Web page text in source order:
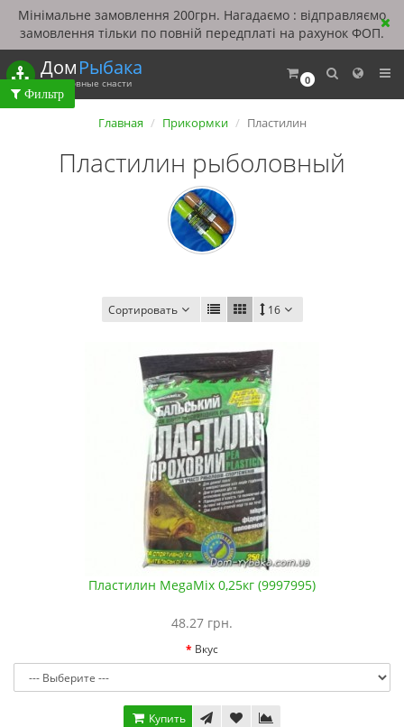
Мінімальне замовлення 200грн. Нагадаємо : відправляємо
замовлення тільки по повній передплаті на рахунок ФОП.
0
ДомРыбака
Рыболовные снасти
Главная Прикормки Пластилин
Пластилин рыболовный
Сортировать 16
Пластилин MegaMix 0,25кг (9997995)
48.27 грн.
Вкус
Купить